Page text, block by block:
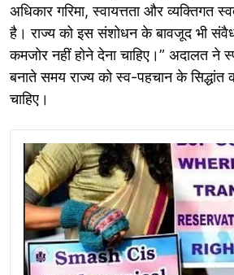
अधिकार गरिमा, स्वायत्तता और व्यक्तिगत
है। राज्य को इस संशोधन के बावजूद भी
कमजोर नहीं होने देना चाहिए।” अदालत ने
बनाते समय राज्य को स्व-पहचान के सिद्धांत
चाहिए।